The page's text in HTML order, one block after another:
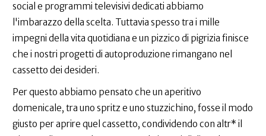
social e programmi televisivi dedicati abbiamo
l'imbarazzo della scelta. Tuttavia spesso tra i mille
impegni della vita quotidiana e un pizzico di pigrizia finisce
che i nostri progetti di autoproduzione rimangano nel
cassetto dei desideri.
Per questo abbiamo pensato che un aperitivo
domenicale, tra uno spritz e uno stuzzichino, fosse il modo
giusto per aprire quel cassetto, condividendo con altr* il